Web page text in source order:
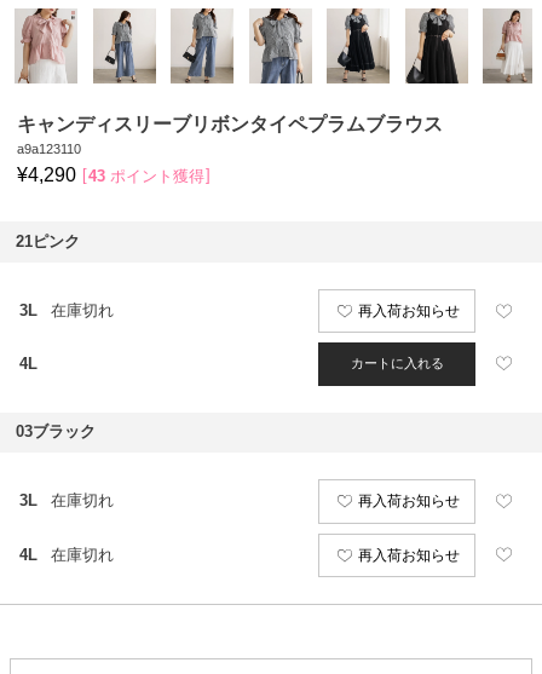
キャンディスリーブリボンタイペプラムブラウス
a9a123110
¥4,290 43 ポイント獲得
21ピンク
3L 在庫切れ 再入荷お知らせ
4L カートに入れる
03ブラック
3L 在庫切れ 再入荷お知らせ
4L 在庫切れ 再入荷お知らせ